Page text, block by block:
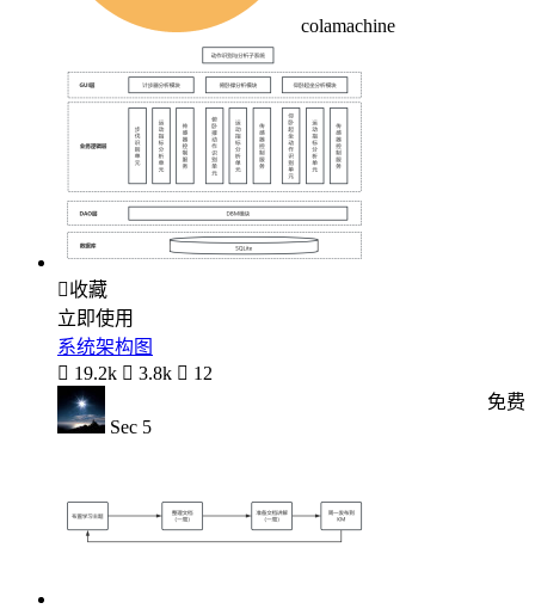
colamachine
收藏
立即使用
系统架构图
 19.2k  3.8k  12
Sec 5
免费